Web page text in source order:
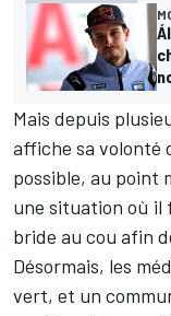
Mais depuis
affiche sa volonté
possible, au point
une situation où il
bride au cou afin
Désormais, les
vert, et un